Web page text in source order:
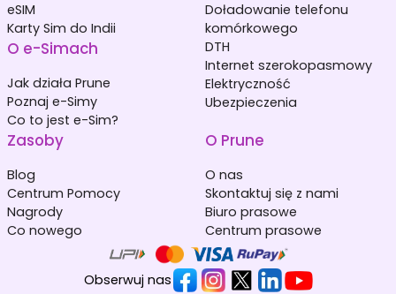
eSIM
Karty Sim do Indii
O e-Simach
Jak działa Prune
Poznaj e-Simy
Co to jest e-Sim?
Doładowanie telefonu
komórkowego
DTH
Internet szerokopasmowy
Elektryczność
Ubezpieczenia
Zasoby
Blog
Centrum Pomocy
Nagrody
Co nowego
O Prune
O nas
Skontaktuj się z nami
Biuro prasowe
Centrum prasowe
Obserwuj nas